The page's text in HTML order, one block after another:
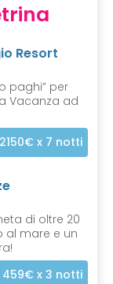
Resort
paghi” per
Vacanza ad
x 7 notti
di oltre 20
al mare e un
459€ x 3 notti